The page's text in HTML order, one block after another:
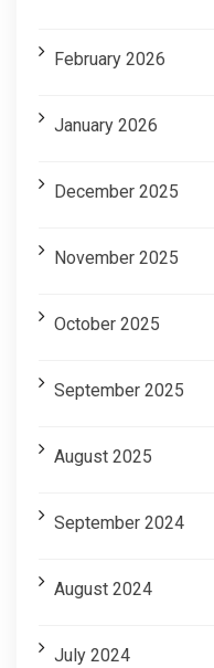
February 2026
January 2026
December 2025
November 2025
October 2025
September 2025
August 2025
September 2024
August 2024
July 2024